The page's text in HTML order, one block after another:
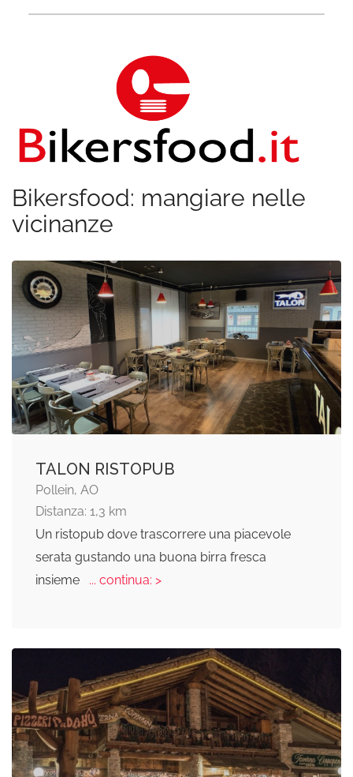
Bikersfood: mangiare nelle
vicinanze
TALON RISTOPUB
Pollein, AO
Distanza: 1,3 km
Un ristopub dove trascorrere una piacevole
serata gustando una buona birra fresca
insieme
... continua: >